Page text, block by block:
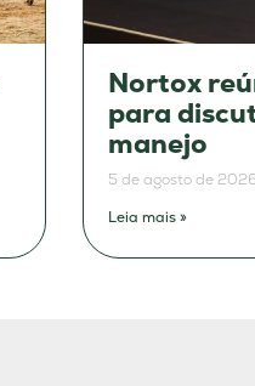
Nortox
para
manejo
5 de agosto de
Leia mais »